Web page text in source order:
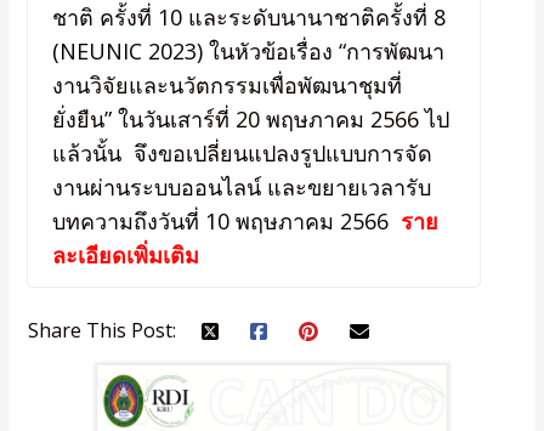
ชาติ ครั้งที่ 10 และระดับนานาชาติครั้งที่ 8
(NEUNIC 2023) ในหัวข้อเรื่อง “การพัฒนา
งานวิจัยและนวัตกรรมเพื่อพัฒนาชุมที่
ยั่งยืน” ในวันเสาร์ที่ 20 พฤษภาคม 2566 ไป
แล้วนั้น จึงขอเปลี่ยนแปลงรูปแบบการจัด
งานผ่านระบบออนไลน์ และขยายเวลารับ
บทความถึงวันที่ 10 พฤษภาคม 2566 ราย
ละเอียดเพิ่มเติม
Share This Post: